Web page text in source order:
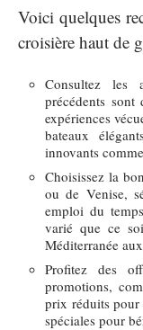
Voici quelques
croisière haut de
Consultez les
précédents sont
expériences
bateaux
innovants
Choisissez la
ou de Venise,
emploi du
varié que ce
Méditerranée
Profitez des
promotions,
prix réduits
spéciales pour